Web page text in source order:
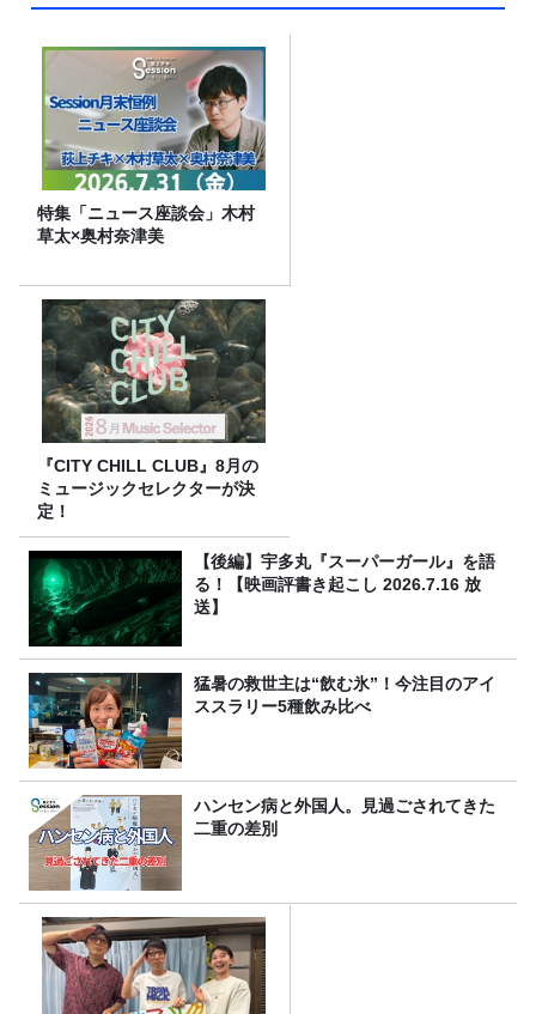
特集「ニュース座談会」木村
草太×奥村奈津美
『CITY CHILL CLUB』8月の
ミュージックセレクターが決
定！
【後編】宇多丸『スーパーガール』を語
る！【映画評書き起こし 2026.7.16 放
送】
猛暑の救世主は“飲む氷”！今注目のアイ
ススラリー5種飲み比べ
ハンセン病と外国人。見過ごされてきた
二重の差別